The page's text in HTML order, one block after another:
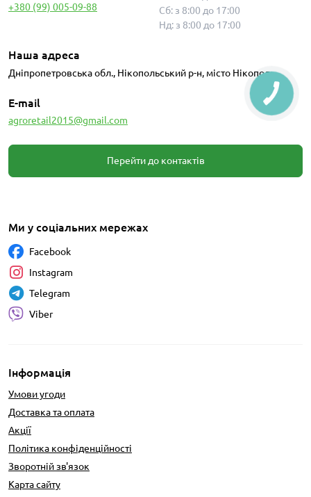
+380 (99) 005-09-88
Сб: з 8:00 до 17:00
Нд: з 8:00 до 17:00
Наша адреса
Дніпропетровська обл., Нікопольський р-н, місто Нікополь
E-mail
agroretail2015@gmail.com
Перейти до контактів
Інформація
Умови угоди
Доставка та оплата
Акції
Політика конфіденційності
Зворотній зв'язок
Карта сайту
Ми у соціальних мережах
Facebook
Instagram
Telegram
Viber